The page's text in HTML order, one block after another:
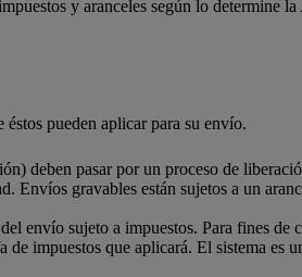
y aranceles según lo determine
pueden aplicar para su envío.
deben pasar por un proceso de
Envíos gravables están sujetos a un
envío sujeto a impuestos. Para fines
impuestos que aplicará. El sistema